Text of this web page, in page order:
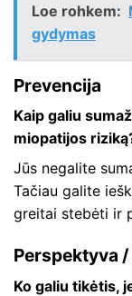
Loe rohkem:
gydymas
Prevencija
Kaip galiu
miopatijos
Jūs negalite
Tačiau galite
greitai stebėti ir
Perspektyva
Ko galiu tikėtis,